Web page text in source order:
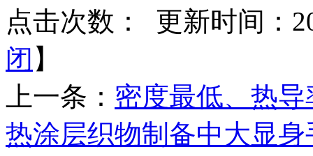
点击次数：
更新时间：
闭 】
上一条： 密度最低、热
热涂层织物制备中大显身